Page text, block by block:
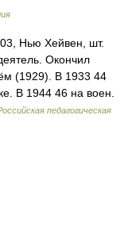
Нью Хейвен, шт.
Окончил
(1929). В 1933 44
В 1944 46 на воен.
педагогическая